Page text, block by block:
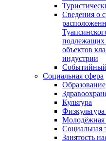
Сведения о
объектов
индустрии
Событийный
Социальная сфера
Образование
Культура
Молодёжная
Социальная
Занятость